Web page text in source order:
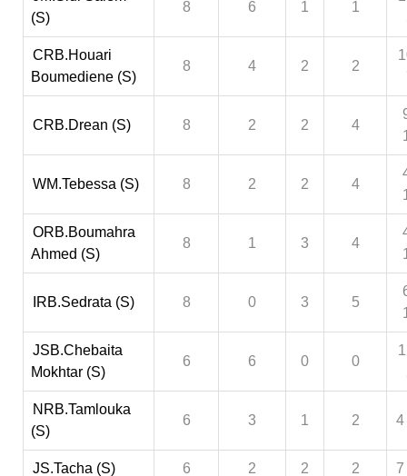
(S)
8 6 1 1
CRB.Houari
Boumediene (S)
8 4 2 2
CRB.Drean (S) 8 2 2 4
WM.Tebessa (S) 8 2 2 4
ORB.Boumahra
Ahmed (S)
8 1 3 4
IRB.Sedrata (S) 8 0 3 5
JSB.Chebaita
Mokhtar (S)
6 6 0 0
NRB.Tamlouka
(S)
6 3 1 2 4
JS.Tacha (S) 6 2 2 2 7